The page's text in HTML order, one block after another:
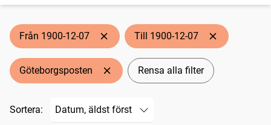
Från 1900-12-07 Till 1900-12-07
Göteborgsposten Rensa alla filter
Sortera: